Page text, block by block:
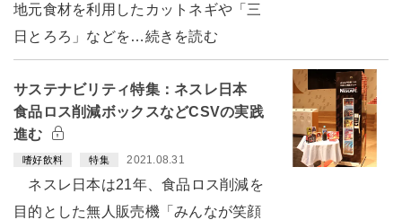
地元食材を利用したカットネギや「三
日とろろ」などを…続きを読む
サステナビリティ特集：ネスレ日本
食品ロス削減ボックスなどCSVの実践
進む
嗜好飲料 特集 2021.08.31
ネスレ日本は21年、食品ロス削減を
目的とした無人販売機「みんなが笑顔